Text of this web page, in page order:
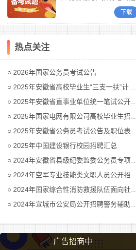
下载
热点关注
2026年国家公务员考试公告
2025年安徽省高校毕业生“三支一扶”计划招募公告
2025年安徽省直事业单位统一笔试公开招聘工作人员公告
2025年国家电网有限公司高校毕业生招聘公告(第二批)汇总
2025年安徽省公务员考试公告及职位表
2025年中国建设银行校园招聘汇总
2024年安徽省县级纪委监委公务员专项招考公告及职位表汇总
2024年空军专业技能类文职人员公开招考公告
2024年国家综合性消防救援队伍面向社会招录消防员公告
2024年宣城市公安局公开招聘警务辅助人员公告
广告招商中